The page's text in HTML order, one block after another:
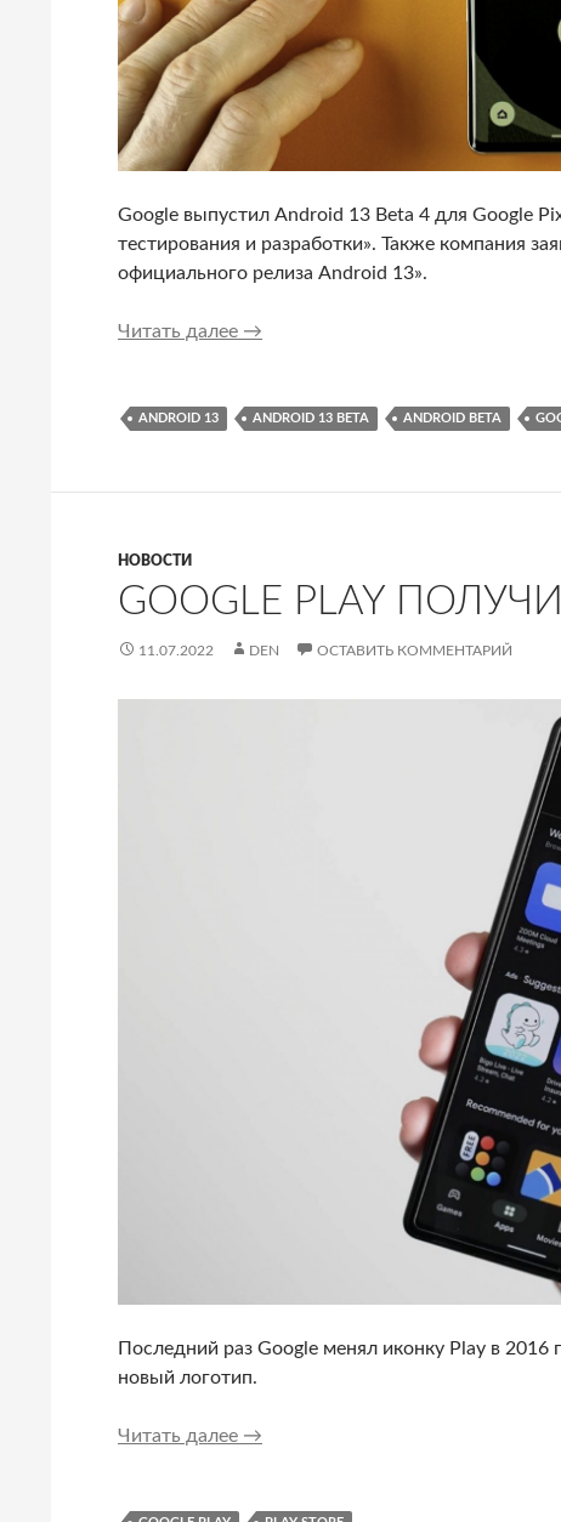
Google выпустил Android 13 Beta 4 для Google
тестирования и разработки». Также компания
официального релиза Android 13».
Читать далее Для Google Pixel доступна
→
ANDROID 13 ANDROID 13 BETA ANDROID BETA
НОВОСТИ
GOOGLE PLAY
11.07.2022 DEN ОСТАВИТЬ КОММЕНТАРИЙ
Последний раз Google менял иконку Play в 2016
новый логотип.
Читать далее Google Play получит новую иконку
→